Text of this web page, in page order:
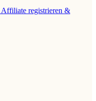
registrieren &